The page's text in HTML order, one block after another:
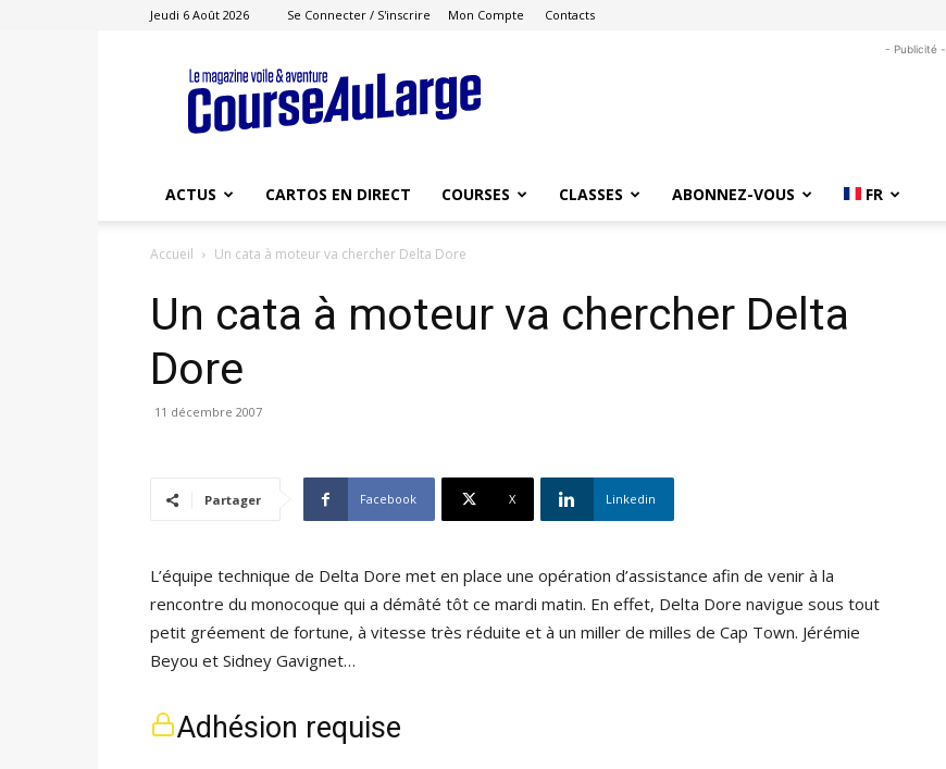
Jeudi 6 Août 2026 Se Connecter / S'inscrire Mon Compte Contacts
Course
au
Large
- Publicité -
ACTUS CARTOS EN DIRECT COURSES CLASSES ABONNEZ-VOUS FR
Accueil Un cata à moteur va chercher Delta Dore
Un cata à moteur va chercher Delta
Dore
11 décembre 2007
Partager Facebook X Linkedin
L’équipe technique de Delta Dore met en place une opération d’assistance afin de venir à la
rencontre du monocoque qui a démâté tôt ce mardi matin. En effet, Delta Dore navigue sous tout
petit gréement de fortune, à vitesse très réduite et à un miller de milles de Cap Town. Jérémie
Beyou et Sidney Gavignet…
Adhésion requise